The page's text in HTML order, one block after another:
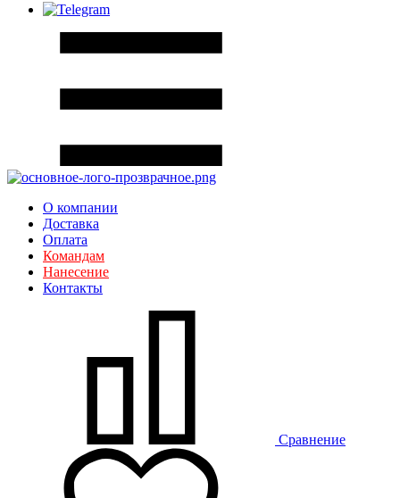
О компании
Доставка
Оплата
Командам
Нанесение
Контакты
Сравнение